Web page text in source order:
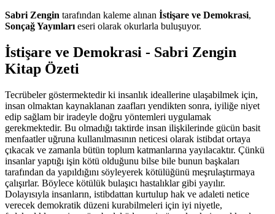
Sabri Zengin tarafından kaleme alınan İstişare ve Demokrasi,
Sonçağ Yayınları eseri olarak okurlarla buluşuyor.
İstişare ve Demokrasi - Sabri Zengin
Kitap Özeti
Tecrübeler göstermektedir ki insanlık ideallerine ulaşabilmek için,
insan olmaktan kaynaklanan zaafları yendikten sonra, iyiliğe niyet
edip sağlam bir iradeyle doğru yöntemleri uygulamak
gerekmektedir. Bu olmadığı taktirde insan ilişkilerinde gücün basit
menfaatler uğruna kullanılmasının neticesi olarak istibdat ortaya
çıkacak ve zamanla bütün toplum katmanlarına yayılacaktır. Çünkü
insanlar yaptığı işin kötü olduğunu bilse bile bunun başkaları
tarafından da yapıldığını söyleyerek kötülüğünü meşrulaştırmaya
çalışırlar. Böylece kötülük bulaşıcı hastalıklar gibi yayılır.
Dolayısıyla insanların, istibdattan kurtulup hak ve adaleti netice
verecek demokratik düzeni kurabilmeleri için iyi niyetle,